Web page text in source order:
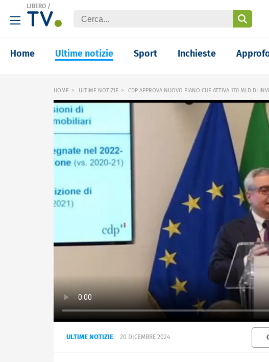
LIBERO /
Home Ultime notizie Sport Inchieste
HOME ULTIME NOTIZIE CDP APPROVA NUOVO PIANO CHE ATTIVA 170 MLD DI
ULTIME NOTIZIE 20 DICEMBRE 2024